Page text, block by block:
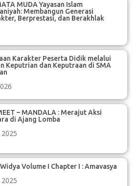
MUDA Yayasan Islam
Membangun Generasi
Berprestasi, dan Berakhlak
Karakter Peserta Didik melalui
Keputrian dan Keputraan di SMA
– MANDALA : Merajut Aksi
di Ajang Lomba
Volume I Chapter I : Amavasya